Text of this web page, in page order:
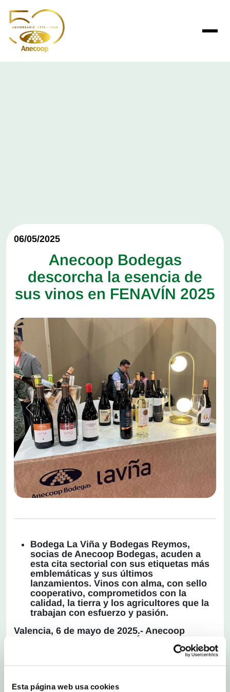
Esta página web usa cookies
06/05/2025
Anecoop Bodegas
descorcha la esencia de
sus vinos en FENAVÍN 2025
Anterior
Bodega La Viña y Bodegas Reymos,
socias de Anecoop Bodegas, acuden a
esta cita sectorial con sus etiquetas más
emblemáticas y sus últimos
lanzamientos. Vinos con alma, con sello
cooperativo, comprometidos con la
calidad, la tierra y los agricultores que la
trabajan con esfuerzo y pasión.
Valencia, 6 de mayo de 2025.- Anecoop
Nacional del Vino que se celebra en Ciudad Real
entre el 6 y el 8 de mayo, con las propuestas de
el stand de la D.O.P. Vinos de Valencia.